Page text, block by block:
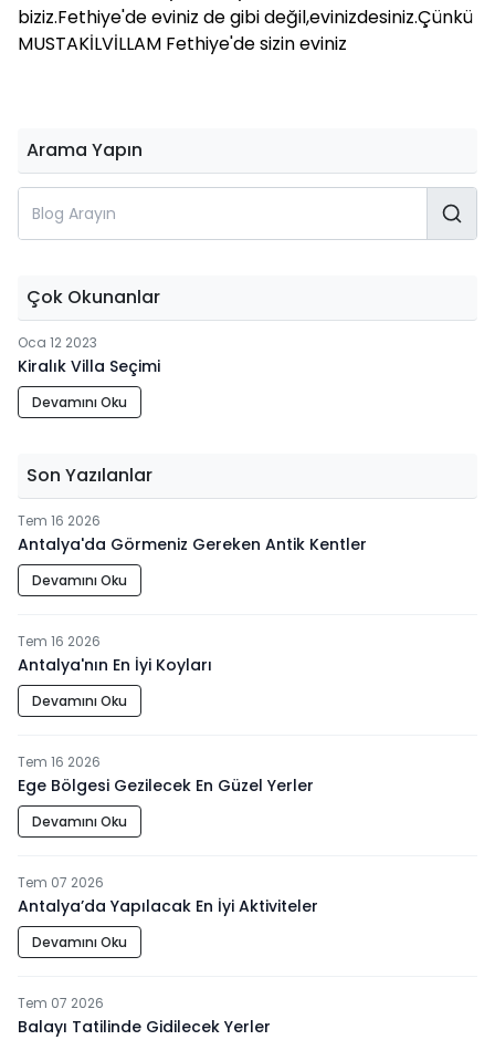
biziz.Fethiye'de eviniz de gibi değil,evinizdesiniz.Çünkü
MUSTAKİLVİLLAM Fethiye'de sizin eviniz
Arama Yapın
Çok Okunanlar
Oca 12 2023
Kiralık Villa Seçimi
Devamını Oku
Son Yazılanlar
Tem 16 2026
Antalya'da Görmeniz Gereken Antik Kentler
Devamını Oku
Tem 16 2026
Antalya'nın En İyi Koyları
Devamını Oku
Tem 16 2026
Ege Bölgesi Gezilecek En Güzel Yerler
Devamını Oku
Tem 07 2026
Antalya’da Yapılacak En İyi Aktiviteler
Devamını Oku
Tem 07 2026
Balayı Tatilinde Gidilecek Yerler